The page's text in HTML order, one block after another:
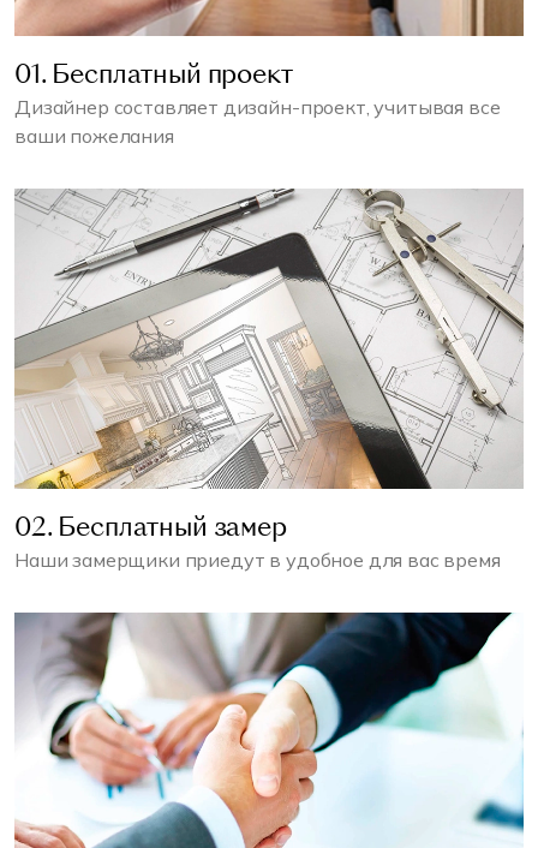
01. Бесплатный проект
Дизайнер составляет дизайн-проект, учитывая все
ваши пожелания
02. Бесплатный замер
Наши замерщики приедут в удобное для вас время